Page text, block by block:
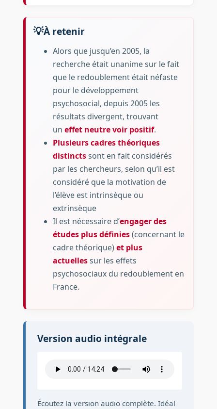
À retenir
Alors que jusqu’en 2005, la
recherche était unanime sur le fait
que le redoublement était néfaste
pour le développement
psychosocial, depuis 2005 les
résultats divergent, trouvant
un effet neutre voir positif.
Plusieurs cadres théoriques
distinctssont en fait considérés
par les chercheurs, selon qu’il est
considéré que la motivation de
l’élève est intrinsèque ou
extrinsèque
Il est nécessaire d’engager des
études plus définies(concernant le
cadre théorique)et plus
actuellessur les effets
psychosociaux du redoublement en
France.
Version audio intégrale
Écoutez la version audio complète. Idéal